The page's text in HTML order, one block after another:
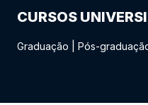
CURSOS
Graduação Pós-